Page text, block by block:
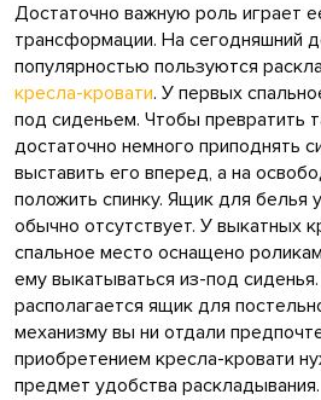
Достаточно важную роль играет
трансформации. На сегодняшний
популярностью пользуются
кресла-кровати. У первых
под сиденьем. Чтобы превратить
достаточно немного приподнять
выставить его вперед, а на
положить спинку. Ящик для белья
обычно отсутствует. У выкатных
спальное место оснащено
ему выкатываться из-под
располагается ящик для
механизму вы ни отдали
приобретением кресла-кровати
предмет удобства раскладывания.